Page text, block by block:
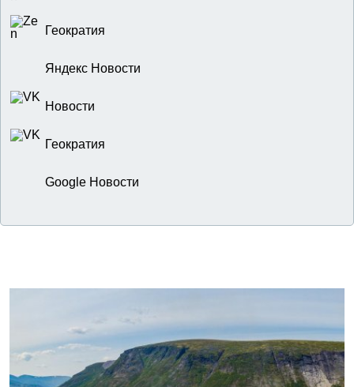
Геократия
Яндекс Новости
Новости
Геократия
Google Новости